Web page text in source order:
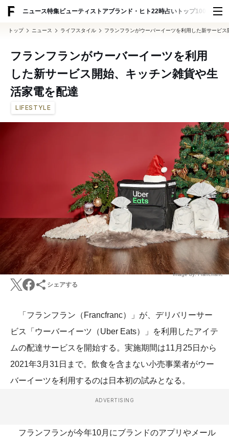
ニュース特集ビューティ ストアブランド・ヒト22時占い トップ100 スナッ
トップ ニュース ライフスタイル フランフランがウーバーイーツを利用した新サービ
フランフランがウーバーイーツを利用
した新サービス開始、キッチン雑貨や生
活家電を配達
LIFESTYLE
Image by: Francfranc
シェアする
「フランフラン（Francfranc）」が、デリバリーサー
ビス「ウーバーイーツ（Uber Eats）」を利用したアイテ
ムの配達サービスを開始する。実施期間は11月25日から
2021年3月31日まで。飲食を含まない小売事業者がウー
バーイーツを利用するのは日本初の試みとなる。
ADVERTISING
フランフランが今年10月にブランドのアプリやメール